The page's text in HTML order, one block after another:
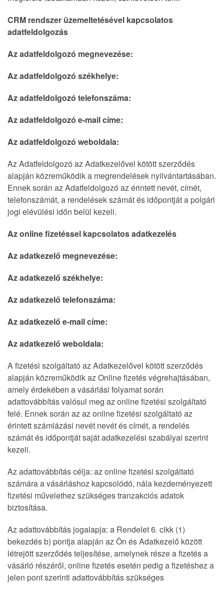
CRM rendszer üzemeltetésével kapcsolatos
adatfeldolgozás
Az adatfeldolgozó megnevezése:
Az adatfeldolgozó székhelye:
Az adatfeldolgozó telefonszáma:
Az adatfeldolgozó e-mail címe:
Az adatfeldolgozó weboldala:
Az Adatfeldolgozó az Adatkezelővel kötött szerződés
alapján közreműködik a megrendelések nyilvántartásában.
Ennek során az Adatfeldolgozó az érintett nevét, címét,
telefonszámát, a rendelések számát és időpontját a polgári
jogi elévülési időn belül kezeli.
Az online fizetéssel kapcsolatos adatkezelés
Az adatkezelő megnevezése:
Az adatkezelő székhelye:
Az adatkezelő telefonszáma:
Az adatkezelő e-mail címe:
Az adatkezelő weboldala:
A fizetési szolgáltató az Adatkezelővel kötött szerződés
alapján közreműködik az Online fizetés végrehajtásában,
amely érdekében a vásárlási folyamat során
adattovábbítás valósul meg az online fizetési szolgáltató
felé. Ennek során az az online fizetési szolgáltató az
érintett számlázási nevét nevét és címét, a rendelés
számát és időpontját saját adatkezelési szabályai szerint
kezeli.
Az adattovábbítás célja: az online fizetési szolgáltató
számára a vásárláshoz kapcsolódó, nála kezdeményezett
fizetési művelethez szükséges tranzakciós adatok
biztosítása.
Az adattovábbítás jogalapja: a Rendelet 6. cikk (1)
bekezdés b) pontja alapján az Ön és Adatkezelő között
létrejött szerződés teljesítése, amelynek része a fizetés a
vásárló részéről, online fizetés esetén pedig a fizetéshez a
jelen pont szerinti adattovábbítás szükséges